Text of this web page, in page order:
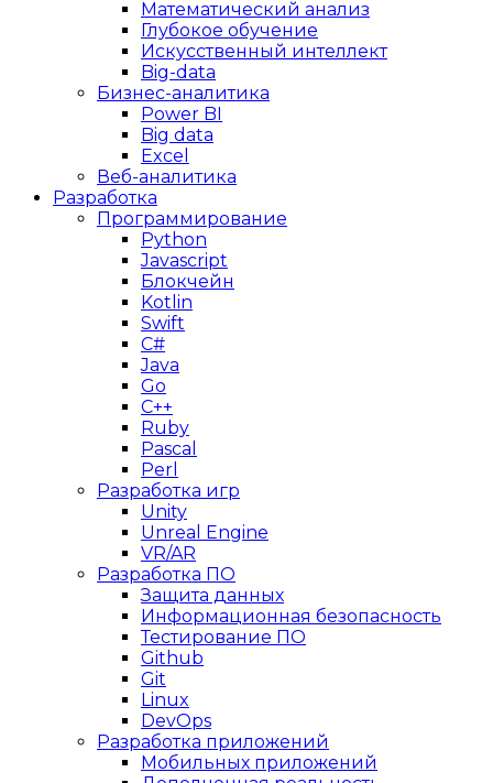
Математический анализ
Глубокое обучение
Искусственный интеллект
Big-data
Бизнес-аналитика
Power BI
Big data
Excel
Веб-аналитика
Разработка
Программирование
Python
Javascript
Блокчейн
Kotlin
Swift
C#
Java
Go
C++
Ruby
Pascal
Perl
Разработка игр
Unity
Unreal Engine
VR/AR
Разработка ПО
Защита данных
Информационная безопасность
Тестирование ПО
Github
Git
Linux
DevOps
Разработка приложений
Мобильных приложений